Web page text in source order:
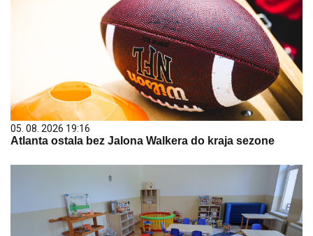
05. 08. 2026 19:16
Atlanta ostala bez Jalona Walkera do kraja sezone